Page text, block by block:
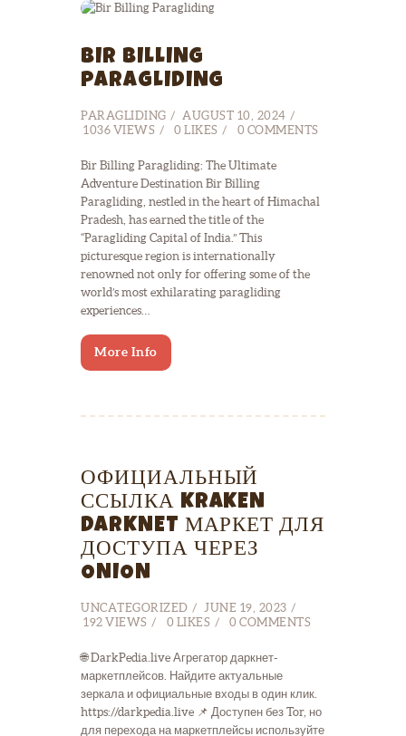
BIR BILLING
PARAGLIDING
PARAGLIDING
AUGUST 10, 2024
1036 VIEWS 0 LIKES 0 COMMENTS
Bir Billing Paragliding: The Ultimate
Adventure Destination Bir Billing
Paragliding, nestled in the heart of Himachal
Pradesh, has earned the title of the
“Paragliding Capital of India.” This
picturesque region is internationally
renowned not only for offering some of the
world’s most exhilarating paragliding
experiences…
More Info
ОФИЦИАЛЬНЫЙ
ССЫЛКА KRAKEN
DARKNET МАРКЕТ ДЛЯ
ДОСТУПА ЧЕРЕЗ
ONION
UNCATEGORIZED
JUNE 19, 2023
192 VIEWS 0 LIKES 0 COMMENTS
🌐 DarkPedia.live Агрегатор даркнет-
маркетплейсов. Найдите актуальные
зеркала и официальные входы в один клик.
https://darkpedia.live 📌 Доступен без Tor, но
для перехода на маркетплейсы используйте